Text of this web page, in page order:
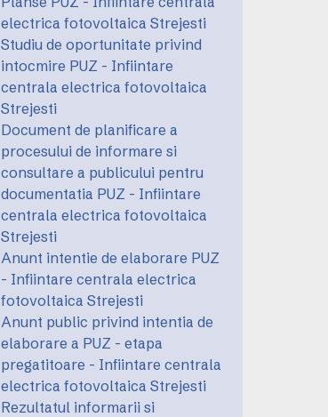
electrica fotovoltaica Strejesti
Studiu de oportunitate privind
intocmire PUZ - Infiintare
centrala electrica fotovoltaica
Strejesti
Document de planificare a
procesului de informare si
consultare a publicului pentru
documentatia PUZ - Infiintare
centrala electrica fotovoltaica
Strejesti
Anunt intentie de elaborare PUZ
- Infiintare centrala electrica
fotovoltaica Strejesti
Anunt public privind intentia de
elaborare a PUZ - etapa
pregatitoare - Infiintare centrala
electrica fotovoltaica Strejesti
Rezultatul informarii si